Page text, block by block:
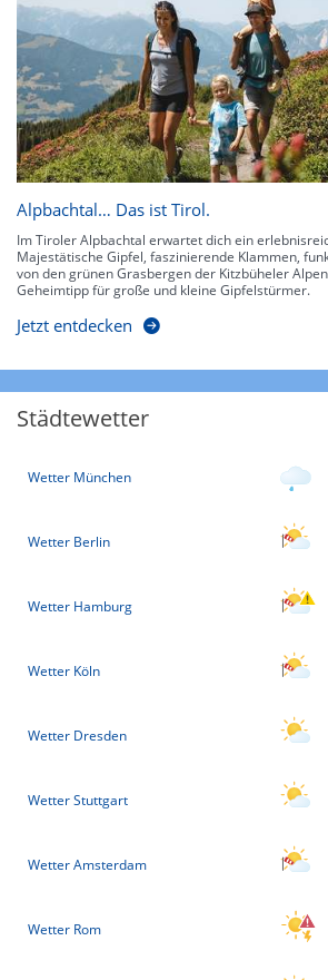
Alpbachtal… Das ist Tirol.
Im Tiroler Alpbachtal erwartet dich ein
Majestätische Gipfel, faszinierende Klammen,
von den grünen Grasbergen der Kitzbüheler
Geheimtipp für große und kleine Gipfelstürmer.
Jetzt entdecken
Städtewetter
Wetter München
Wetter Berlin
Wetter Hamburg
Wetter Köln
Wetter Dresden
Wetter Stuttgart
Wetter Amsterdam
Wetter Rom